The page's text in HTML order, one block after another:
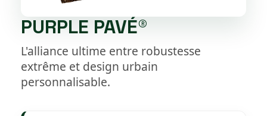
PURPLE PAVÉ®
L'alliance ultime entre robustesse
extrême et design urbain
personnalisable.